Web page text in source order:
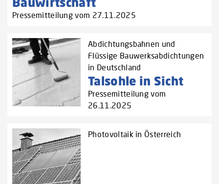
Pressemitteilung vom 27.11.2025
Abdichtungsbahnen und
Flüssige Bauwerksabdichtungen
in Deutschland
Talsohle in Sicht
Pressemitteilung vom
26.11.2025
Photovoltaik in Österreich